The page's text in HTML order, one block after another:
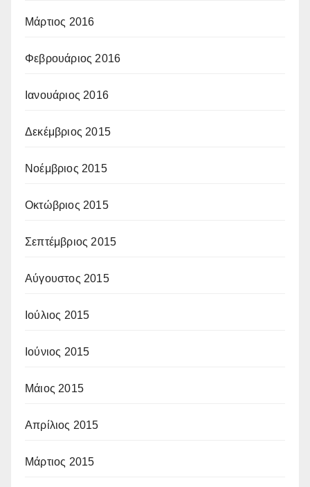
Μάρτιος 2016
Φεβρουάριος 2016
Ιανουάριος 2016
Δεκέμβριος 2015
Νοέμβριος 2015
Οκτώβριος 2015
Σεπτέμβριος 2015
Αύγουστος 2015
Ιούλιος 2015
Ιούνιος 2015
Μάιος 2015
Απρίλιος 2015
Μάρτιος 2015